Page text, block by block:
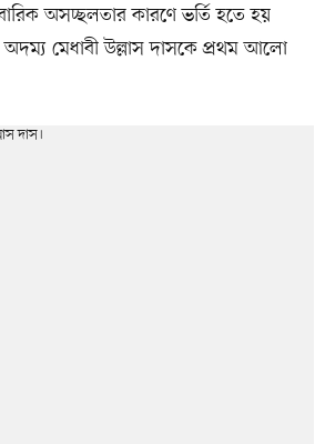
অসচ্ছলতার কারণে ভর্তি হতে হয়
মেধাবী উল্লাস দাসকে প্রথম আলো